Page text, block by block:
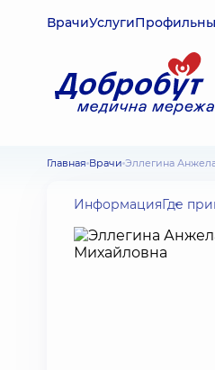
ВрачиУслуги
Главная Врачи Эллегина
ИнформацияГде